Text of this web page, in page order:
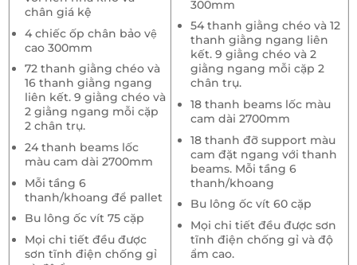
chân giá kệ
4 chiếc ốp chân bảo vệ
cao 300mm
72 thanh giằng chéo và
16 thanh giằng ngang
liên kết. 9 giằng chéo và
2 giằng ngang mỗi cặp
2 chân trụ.
24 thanh beams lốc
màu cam dài 2700mm
Mỗi tầng 6
thanh/khoang để pallet
Bu lông ốc vít 75 cặp
Mọi chi tiết đều được
sơn tĩnh điện chống gỉ
300mm
54 thanh giằng chéo và 12
thanh giằng ngang liên
kết. 9 giằng chéo và 2
giằng ngang mỗi cặp 2
chân trụ.
18 thanh beams lốc màu
cam dài 2700mm
18 thanh đỡ support màu
cam đặt ngang với thanh
beams. Mỗi tầng 6
thanh/khoang
Bu lông ốc vít 60 cặp
Mọi chi tiết đều được sơn
tĩnh điện chống gỉ và độ
ẩm cao.